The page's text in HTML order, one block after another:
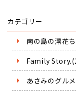
カテゴリー
南の島の澪花
Family
あさみのグル